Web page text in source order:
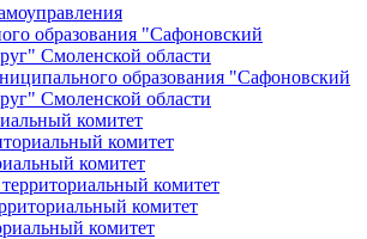
образования "Сафоновский
Смоленской области
образования "Сафоновский
Смоленской области
комитет
комитет
комитет
комитет
комитет
комитет